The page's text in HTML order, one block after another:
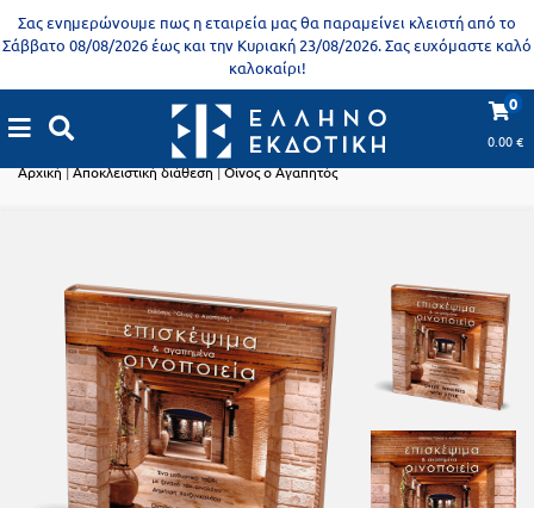
Σας ενημερώνουμε πως η εταιρεία μας θα παραμείνει κλειστή από το
Σάββατο 08/08/2026 έως και την Κυριακή 23/08/2026. Σας ευχόμαστε καλό
καλοκαίρι!
0
0.00€
X
Βιβλία
ενήλικες
Αποκλειστική
διάθεση
Trivia
Books
- Η
γνώση
Προδημοτική
εκπαίδευση
Εκπαιδευτικές
αφίσες
Βιβλία
Ελληνίζειν
Δημοτικό
Α΄
Τάξη
Αποκλειστική διάθεση
Αρχική|Αποκλειστική διάθεση|Οίνος ο Αγαπητός